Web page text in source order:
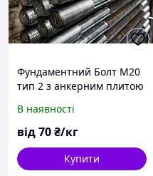
Фундаментний Болт М20
тип 2 з анкерним плитою
В наявності
від70₴/кг
Купити